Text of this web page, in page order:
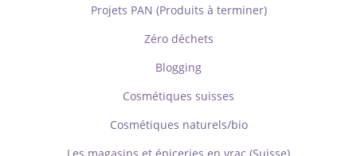
Projets PAN (Produits à terminer)
Zéro déchets
Blogging
Cosmétiques suisses
Cosmétiques naturels/bio
Les magasins et épiceries en vrac (Suisse)